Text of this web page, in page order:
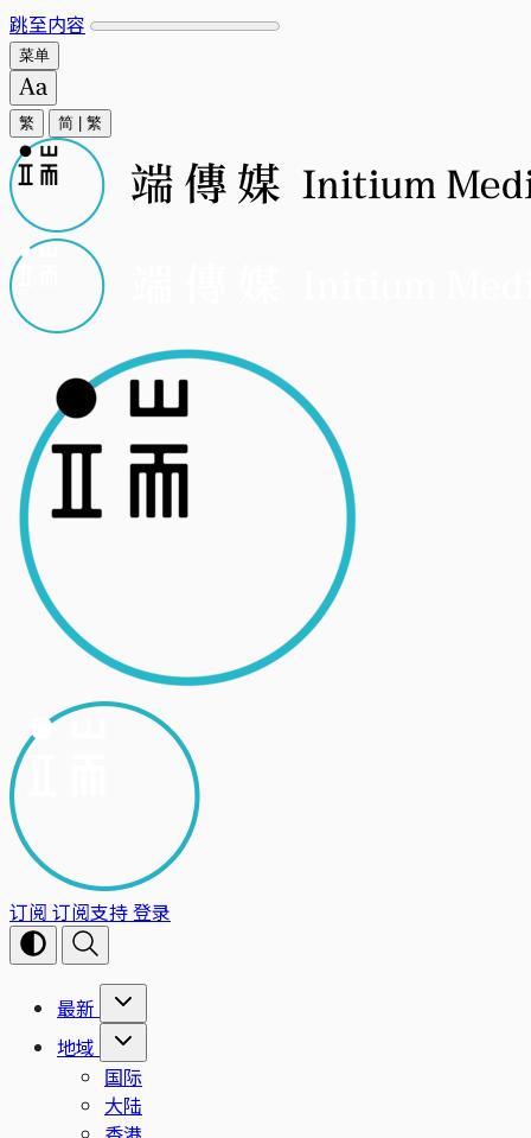
跳至内容
菜单
繁 简 繁
订阅 订阅支持登录
最新
地域
国际
大陆